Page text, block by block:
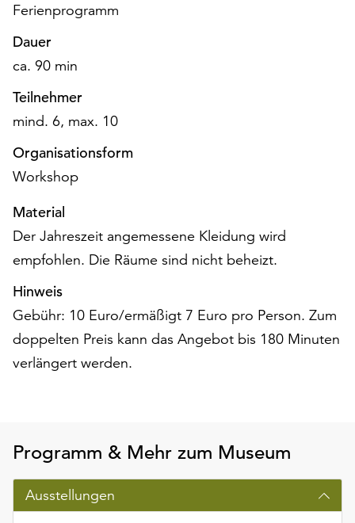
widerrufen.
Dafür
steht
Ihnen
am
Ende
der
Seite
die
Schaltfläche
Einstellungen“
zur
Verfügung.
Funktionale
Cookies
werden
auch
ohne
Ihr
Möchten
die
verwendeten
Ferienprogramm
Dauer
ca. 90 min
Teilnehmer
mind. 6, max. 10
Organisationsform
Workshop
Material
Der Jahreszeit angemessene Kleidung wird
empfohlen. Die Räume sind nicht beheizt.
Hinweis
Gebühr: 10 Euro/ermäßigt 7 Euro pro Person. Zum
doppelten Preis kann das Angebot bis 180 Minuten
verlängert werden.
Programm & Mehr zum Museum
Ausstellungen